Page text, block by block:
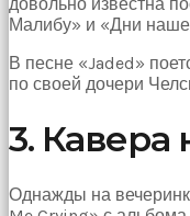
erkekler
bolca
ihanete
genç
kız
yapıp
edip
Малибу» и «Дни
В песне «Jaded»
по своей дочери
3. Кавера
Однажды на